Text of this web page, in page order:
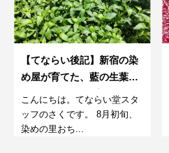
【てならい後記】新宿の染
め屋が育てた、藍の生葉染
めワークショップ。8月
こんにちは。てならい堂スタ
ッフのさくです。 8月初旬、
染めの里おち...